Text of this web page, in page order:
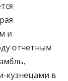
и
отчетным
кузнецами в